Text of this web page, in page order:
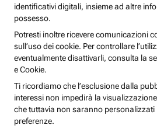
identificativi digitali, insieme ad altre
possesso.
Potresti inoltre ricevere comunicazioni
sull’uso dei cookie. Per controllare
eventualmente disattivarli, consulta la
e Cookie.
Ti ricordiamo che l’esclusione dalla
interessi non impedirà la
che tuttavia non saranno personalizzati
preferenze.